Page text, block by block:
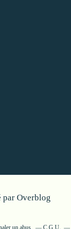
par Overblog
un abus C.G.U.